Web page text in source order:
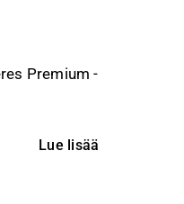
Premium -
Lue lisää